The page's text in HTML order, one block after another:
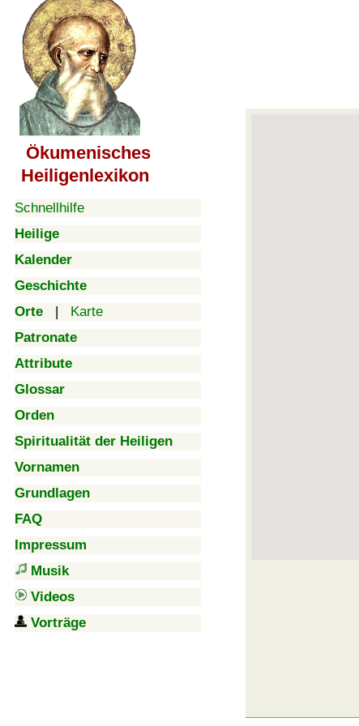
Ökumenisches
Heiligenlexikon
Schnellhilfe
Heilige
Kalender
Geschichte
Orte | Karte
Patronate
Attribute
Glossar
Orden
Spiritualität der Heiligen
Vornamen
Grundlagen
FAQ
Impressum
Musik
Videos
Vorträge